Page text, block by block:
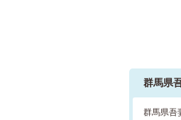
群馬県
群馬県吾